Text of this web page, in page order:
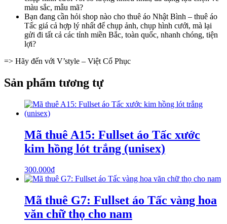
màu sắc, mẫu mã?
Bạn đang cần hỏi shop nào cho thuê áo Nhật Bình – thuê áo
Tấc giá cả hợp lý nhất để chụp ảnh, chụp hình cưới, mà lại
gửi đi tất cả các tỉnh miền Bắc, toàn quốc, nhanh chóng, tiện
lợi?
=> Hãy đến với V’style – Việt Cổ Phục
Sản phẩm tương tự
Mã thuê A15: Fullset áo Tấc xước
kim hồng lót trắng (unisex)
300.000₫
Mã thuê G7: Fullset áo Tấc vàng hoa
văn chữ thọ cho nam